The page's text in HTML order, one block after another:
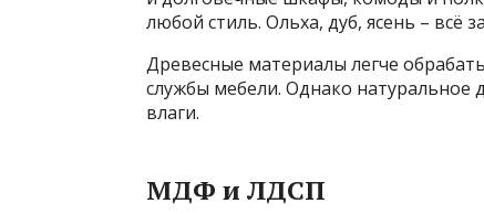
любой стиль. Ольха, дуб, ясень – всё
Древесные материалы легче
службы мебели. Однако натуральное
влаги.
МДФ и ЛДСП